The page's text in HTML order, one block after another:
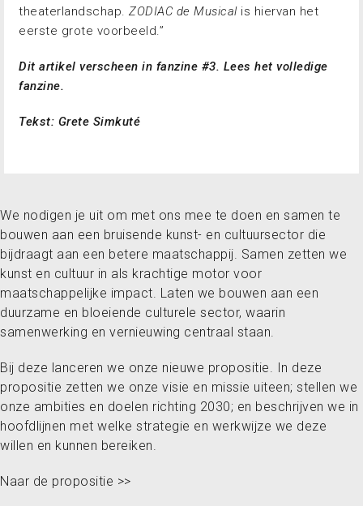
theaterlandschap. ZODIAC de Musicalis hiervan het
eerste grote voorbeeld.”
Dit artikel verscheen in fanzine #3. Lees het volledige
fanzine.
Tekst: Grete Simkuté
We nodigen je uit om met ons mee te doen en samen te
bouwen aan een bruisende kunst- en cultuursector die
bijdraagt aan een betere maatschappij. Samen zetten we
kunst en cultuur in als krachtige motor voor
maatschappelijke impact. Laten we bouwen aan een
duurzame en bloeiende culturele sector, waarin
samenwerking en vernieuwing centraal staan.
Bij deze lanceren we onze nieuwe propositie. In deze
propositie zetten we onze visie en missie uiteen; stellen we
onze ambities en doelen richting 2030; en beschrijven we in
hoofdlijnen met welke strategie en werkwijze we deze
willen en kunnen bereiken.
Naar de propositie >>